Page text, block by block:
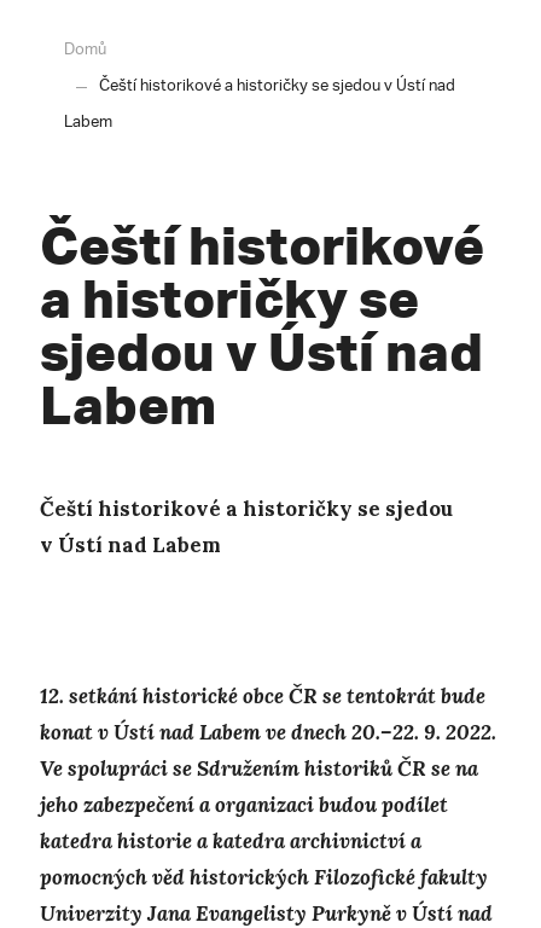
Domů
Čeští historikové a historičky se sjedou v Ústí nad
Labem
Čeští historikové
a historičky se
sjedou v Ústí nad
Labem
Čeští historikové a historičky se sjedou
v Ústí nad Labem
12. setkání historické obce ČR se tentokrát bude
konat v Ústí nad Labem ve dnech 20.–22. 9. 2022.
Ve spolupráci se Sdružením historiků ČR se na
jeho zabezpečení a organizaci budou podílet
katedra historie a katedra archivnictví a
pomocných věd historických Filozofické fakulty
Univerzity Jana Evangelisty Purkyně v Ústí nad